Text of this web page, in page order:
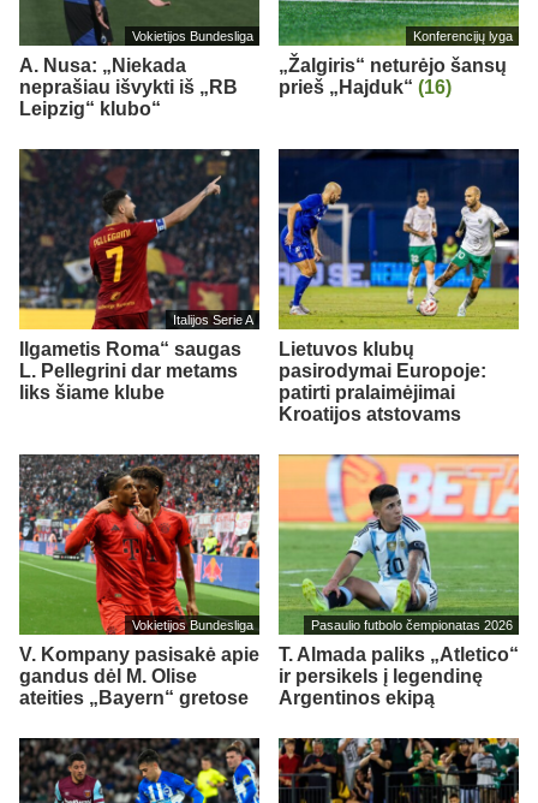
Vokietijos Bundesliga
A. Nusa: „Niekada
neprašiau išvykti iš „RB
Leipzig“ klubo“
Konferencijų lyga
„Žalgiris“ neturėjo šansų
prieš „Hajduk“ (16)
Italijos Serie A
Ilgametis Roma“ saugas
L. Pellegrini dar metams
liks šiame klube
Lietuvos klubų
pasirodymai Europoje:
patirti pralaimėjimai
Kroatijos atstovams
Vokietijos Bundesliga
V. Kompany pasisakė apie
gandus dėl M. Olise
ateities „Bayern“ gretose
Pasaulio futbolo čempionatas 2026
T. Almada paliks „Atletico“
ir persikels į legendinę
Argentinos ekipą